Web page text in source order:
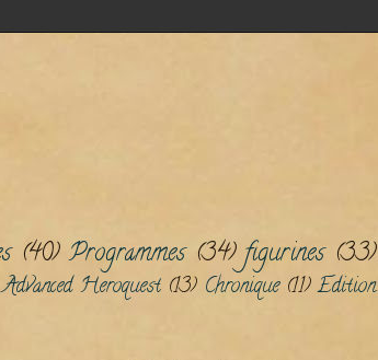
(40) Programmes (34) figurines (33)
Advanced Heroquest (13) Chronique (11) Edition